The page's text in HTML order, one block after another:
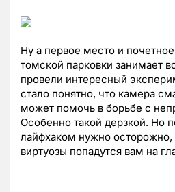
Ну а первое место и
томской парковки занимает
провели интересный
стало понятно, что камера
может помочь в борьбе с
Особенно такой дерзкой. Но
лайфхаком нужно осторожно,
виртуозы попадутся вам на